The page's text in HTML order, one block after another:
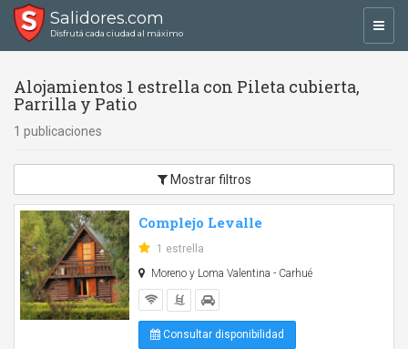
Salidores.com
Disfrutá cada ciudad al máximo
Alojamientos 1 estrella con Pileta cubierta,
Parrilla y Patio
1 publicaciones
Mostrar filtros
Complejo Levalle
1 estrella
Moreno y Loma Valentina - Carhué
Consultar disponibilidad